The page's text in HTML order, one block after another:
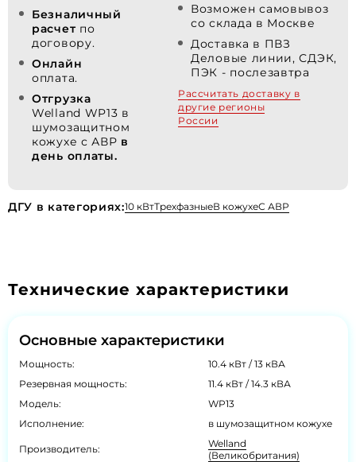
Безналичный
расчет по
договору.
Онлайн
оплата.
Отгрузка
Welland WP13 в
шумозащитном
кожухе с АВР в
день оплаты.
Возможен самовывоз
со склада в Москве
Доставка в ПВЗ
Деловые линии, СДЭК,
ПЭК - послезавтра
Рассчитать доставку в
другие регионы
России
ДГУ в категориях:10 кВтТрехфазныеВ кожухеС АВР
Технические характеристики
Основные характеристики
Мощность:
10.4 кВт / 13 кВА
Резервная мощность:
11.4 кВт / 14.3 кВА
Модель:
WP13
Исполнение:
в шумозащитном кожухе
Производитель:
Welland
(Великобритания)